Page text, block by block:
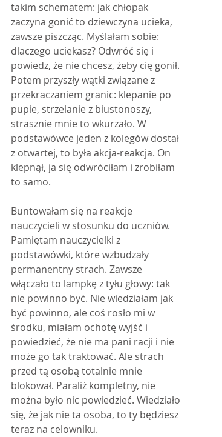
takim schematem: jak chłopak
zaczyna gonić to dziewczyna ucieka,
zawsze piszcząc. Myślałam sobie:
dlaczego uciekasz? Odwróć się i
powiedz, że nie chcesz, żeby cię gonił.
Potem przyszły wątki związane z
przekraczaniem granic: klepanie po
pupie, strzelanie z biustonoszy,
strasznie mnie to wkurzało. W
podstawówce jeden z kolegów dostał
z otwartej, to była akcja-reakcja. On
klepnął, ja się odwróciłam i zrobiłam
to samo.
Buntowałam się na reakcje
nauczycieli w stosunku do uczniów.
Pamiętam nauczycielki z
podstawówki, które wzbudzały
permanentny strach. Zawsze
włączało to lampkę z tyłu głowy: tak
nie powinno być. Nie wiedziałam jak
być powinno, ale coś rosło mi w
środku, miałam ochotę wyjść i
powiedzieć, że nie ma pani racji i nie
może go tak traktować. Ale strach
przed tą osobą totalnie mnie
blokował. Paraliż kompletny, nie
można było nic powiedzieć. Wiedziało
się, że jak nie ta osoba, to ty będziesz
teraz na celowniku.